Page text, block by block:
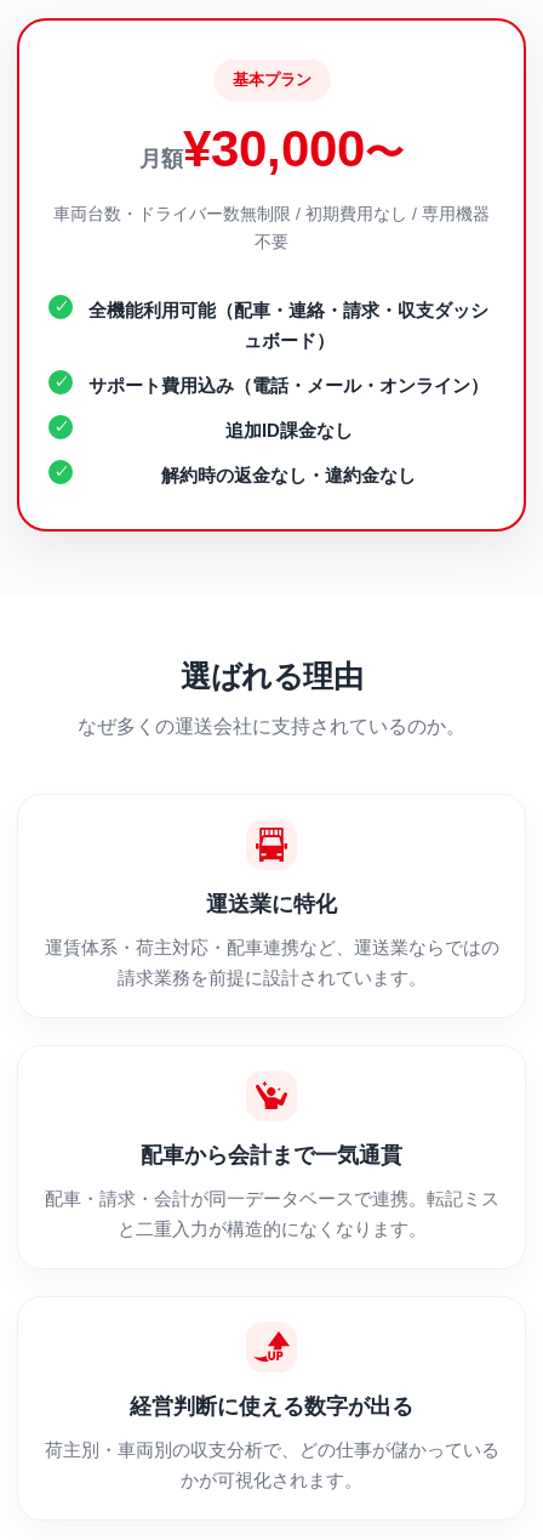
基本プラン
月額¥30,000〜
車両台数・ドライバー数無制限 / 初期費用なし / 専用機器
不要
全機能利用可能（配車・連絡・請求・収支ダッシ
ュボード）
サポート費用込み（電話・メール・オンライン）
追加ID課金なし
解約時の返金なし・違約金なし
選ばれる理由
なぜ多くの運送会社に支持されているのか。
運送業に特化
運賃体系・荷主対応・配車連携など、運送業ならではの
請求業務を前提に設計されています。
配車から会計まで一気通貫
配車・請求・会計が同一データベースで連携。転記ミス
と二重入力が構造的になくなります。
経営判断に使える数字が出る
荷主別・車両別の収支分析で、どの仕事が儲かっている
かが可視化されます。